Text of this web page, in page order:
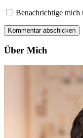
Benachrichtige mich
Über Mich